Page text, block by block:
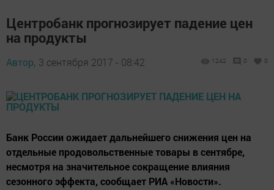
Центробанк прогнозирует падение цен
на продукты
Автор, 3 сентября 2017 - 08:42 1242 0 0
Банк России ожидает дальнейшего снижения цен на
отдельные продовольственные товары в сентябре,
несмотря на значительное сокращение влияния
сезонного эффекта, сообщает РИА «Новости».